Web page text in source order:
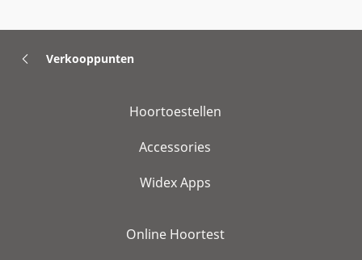
Verkooppunten
Hoortoestellen
Accessories
Widex Apps
Online Hoortest